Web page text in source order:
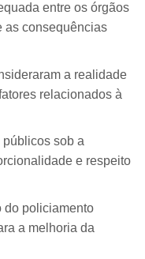
entre os órgãos
as consequências
a realidade
relacionados à
sob a
e respeito
do policiamento
a melhoria da